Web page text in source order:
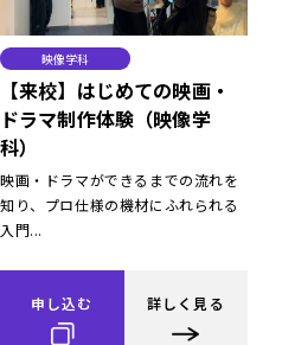
映像学科
【来校】はじめての映画・
ドラマ制作体験（映像学
科）
映画・ドラマができるまでの流れを
知り、プロ仕様の機材にふれられる
入門...
申し込む 詳しく見る